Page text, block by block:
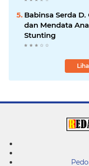
Babinsa Serda
dan Mendata
Stunting